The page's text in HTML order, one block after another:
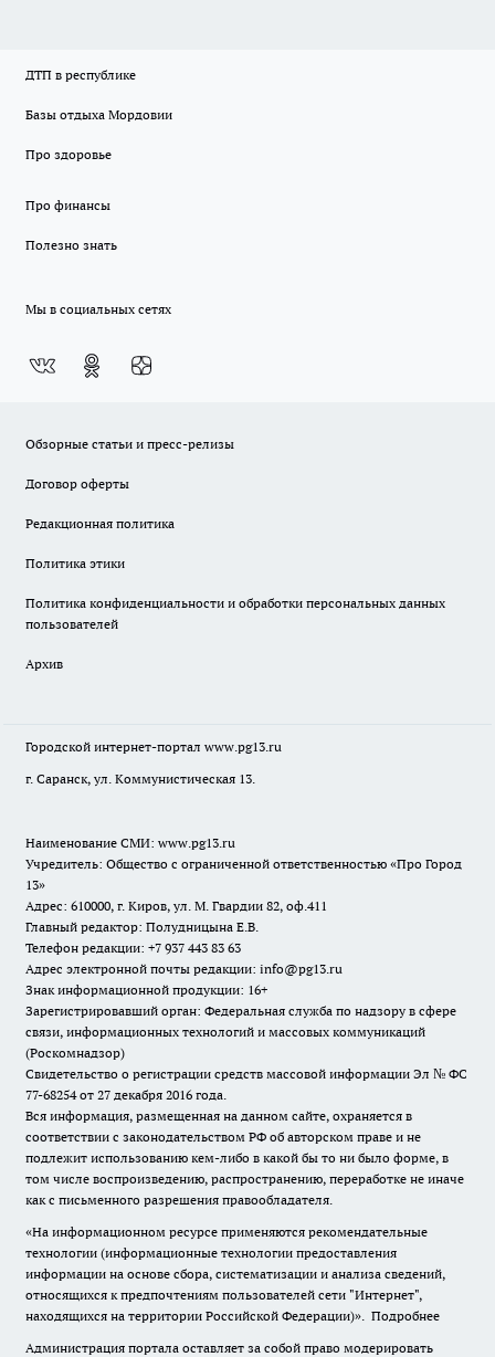
ДТП в республике
Базы отдыха Мордовии
Про здоровье
Про финансы
Полезно знать
Мы в социальных сетях
Обзорные статьи и пресс-релизы
Договор оферты
Редакционная политика
Политика этики
Политика конфиденциальности и обработки персональных данных
пользователей
Архив
Городской интернет-портал www.pg13.ru
г. Саранск, ул. Коммунистическая 13.
Наименование СМИ: www.pg13.ru
Учредитель: Общество с ограниченной ответственностью «Про Город
13»
Адрес: 610000, г. Киров, ул. М. Гвардии 82, оф.411
Главный редактор: Полудницына Е.В.
Телефон редакции: +7 937 443 83 63
Адрес электронной почты редакции: info@pg13.ru
Знак информационной продукции: 16+
Зарегистрировавший орган: Федеральная служба по надзору в сфере
связи, информационных технологий и массовых коммуникаций
(Роскомнадзор)
Свидетельство о регистрации средств массовой информации Эл № ФС
77-68254 от 27 декабря 2016 года.
Вся информация, размещенная на данном сайте, охраняется в
соответствии с законодательством РФ об авторском праве и не
подлежит использованию кем-либо в какой бы то ни было форме, в
том числе воспроизведению, распространению, переработке не иначе
как с письменного разрешения правообладателя.
«На информационном ресурсе применяются рекомендательные
технологии (информационные технологии предоставления
информации на основе сбора, систематизации и анализа сведений,
относящихся к предпочтениям пользователей сети "Интернет",
находящихся на территории Российской Федерации)». Подробнее
Администрация портала оставляет за собой право модерировать